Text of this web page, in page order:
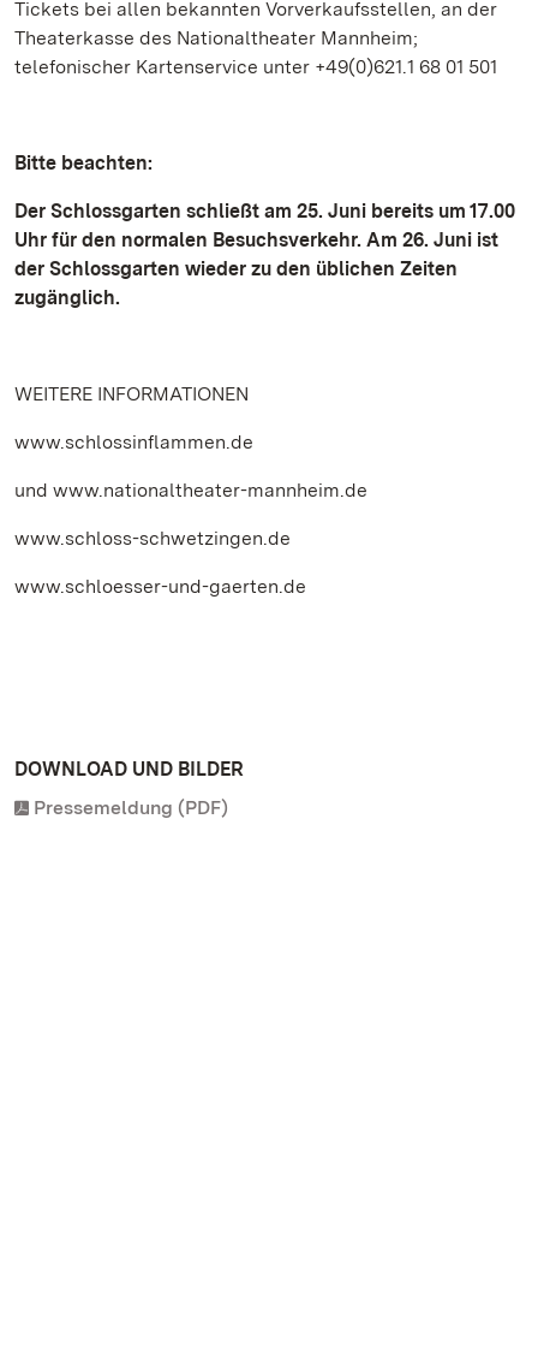
Tickets bei allen bekannten Vorverkaufsstellen, an der
Theaterkasse des Nationaltheater Mannheim;
telefonischer Kartenservice unter +49(0)621.1 68 01 501
Bitte beachten:
Der Schlossgarten schließt am 25. Juni bereits um 17.00
Uhr für den normalen Besuchsverkehr. Am 26. Juni ist
der Schlossgarten wieder zu den üblichen Zeiten
zugänglich.
WEITERE INFORMATIONEN
www.schlossinflammen.de
und www.nationaltheater-mannheim.de
www.schloss-schwetzingen.de
www.schloesser-und-gaerten.de
DOWNLOAD UND BILDER
Pressemeldung (PDF)